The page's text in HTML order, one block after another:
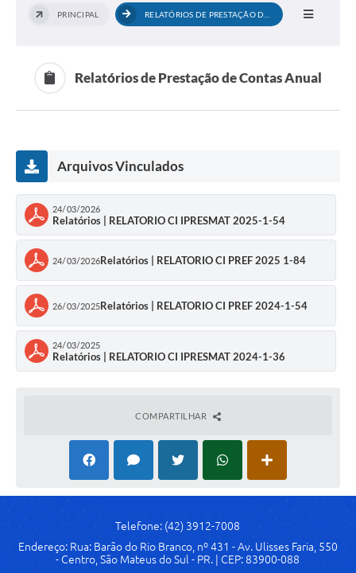
Ouvidoria
Editais
PSS Unificado 2025
INOVA_SÃO MATEUS DO SUL
Solicitação de Remoção 2025/2026: Instituições Escolares
Chamamento Público para Artistas Locais
Projeto Nascente Viva
Agência do Trabalhador
Previdência Complementar
Feriados Municipais
Telefones Postos de Saúde
Plantão das Funerárias
PRINCIPAL
Relatórios de Prestação de Contas Anual
Arquivos Vinculados
24/03/2026
Relatórios | RELATORIO CI IPRESMAT 2025-1-54
24/03/2026Relatórios | RELATORIO CI PREF 2025 1-84
26/03/2025Relatórios | RELATORIO CI PREF 2024-1-54
24/03/2025
Relatórios | RELATORIO CI IPRESMAT 2024-1-36
COMPARTILHAR
Telefone: (42) 3912-7008
Endereço: Rua: Barão do Rio Branco, nº 431 - Av. Ulisses Faria, 550
- Centro, São Mateus do Sul - PR. | CEP: 83900-088